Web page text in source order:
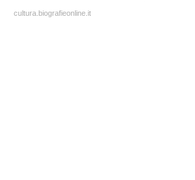
cultura.biografieonline.it